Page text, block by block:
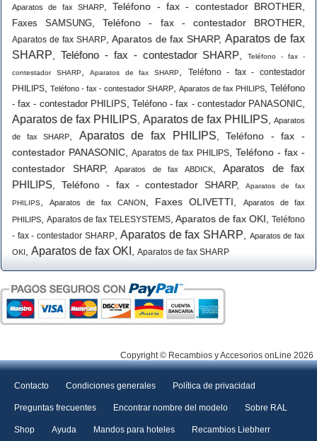
Aparatos de fax SHARP ,Teléfono - fax - contestador BROTHER
Faxes SAMSUNG ,Teléfono - fax - contestador BROTHER
Aparatos de fax SHARP, Aparatos de fax SHARP,Aparatos de fax
SHARP
Teléfono - fax - contestador SHARP ,Teléfono - fax -
contestador SHARP,Aparatos de fax SHARP
Teléfono - fax - contestador
PHILIPS
Teléfono - fax - contestador SHARP Aparatos de fax PHILIPS
Teléfono
- fax - contestador PHILIPS ,Teléfono - fax - contestador PANASONIC
Aparatos de fax PHILIPS Aparatos de fax PHILIPS
Aparatos
de fax SHARP
Aparatos de fax PHILIPS ,Teléfono - fax -
contestador PANASONIC ,Aparatos de fax PHILIPS, Teléfono - fax -
contestador SHARP, Aparatos de fax ABDICK, Aparatos de fax
PHILIPS
Teléfono - fax - contestador SHARP,Aparatos de fax
PHILIPS ,Aparatos de fax CANON Faxes OLIVETTI
Aparatos de fax
PHILIPS
Aparatos de fax TELESYSTEMS Aparatos de fax OKI
Teléfono
- fax - contestador SHARP,Aparatos de fax SHARP
Aparatos de fax
OKI
Aparatos de fax OKI Aparatos de fax SHARP
Copyright © Recambios y Accesorios onLine 2026
Contacto Condiciones generales Política de privacidad
Preguntas frecuentes Encontrar nombre del modelo Sobre RAL
Shop Ayuda Mandos para hoteles Recambios Liebherr